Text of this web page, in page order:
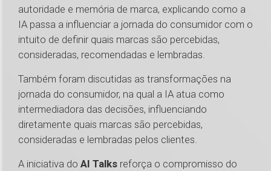
autoridade e memória de marca, explicando como a
IA passa a influenciar a jornada do consumidor com o
intuito de definir quais marcas são percebidas,
consideradas, recomendadas e lembradas.
Também foram discutidas as transformações na
jornada do consumidor, na qual a IA atua como
intermediadora das decisões, influenciando
diretamente quais marcas são percebidas,
consideradas e lembradas pelos clientes.
A iniciativa do AI Talks reforça o compromisso do